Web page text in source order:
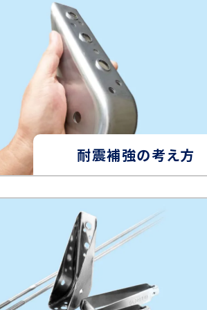
耐震補強の考え方